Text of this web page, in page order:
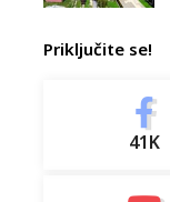
Priključite se!
41K